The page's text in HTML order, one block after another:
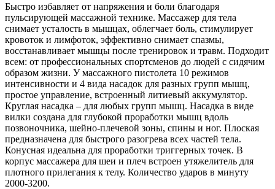
Быстро избавляет от напряжения и боли благодаря
пульсирующей массажной технике. Массажер для тела
снимает усталость в мышцах, облегчает боль, стимулирует
кровоток и лимфоток, эффективно снимает спазмы,
восстанавливает мышцы после тренировок и травм. Подходит
всем: от профессиональных спортсменов до людей с сидячим
образом жизни. У массажного пистолета 10 режимов
интенсивности и 4 вида насадок для разных групп мышц,
простое управление, встроенный литиевый аккумулятор.
Круглая насадка – для любых групп мышц. Насадка в виде
вилки создана для глубокой проработки мышц вдоль
позвоночника, шейно-плечевой зоны, спины и ног. Плоская
предназначена для быстрого разогрева всех частей тела.
Конусная идеальна для проработки триггерных точек. В
корпус массажера для шеи и плеч встроен утяжелитель для
плотного прилегания к телу. Количество ударов в минуту
2000-3200.